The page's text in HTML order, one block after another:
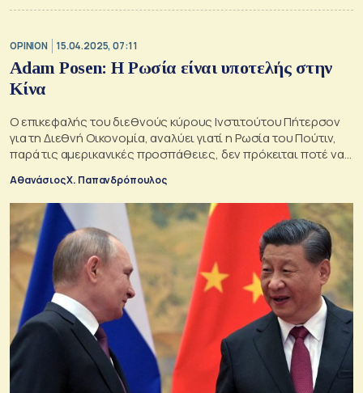
OPINION 15.04.2025, 07:11
Adam Posen: Η Ρωσία είναι υποτελής στην
Κίνα
Ο επικεφαλής του διεθνούς κύρους Ινστιτούτου Πήτερσον
για τη Διεθνή Οικονομία, αναλύει γιατί η Ρωσία του Πούτιν,
παρά τις αμερικανικές προσπάθειες, δεν πρόκειται ποτέ να
Αθανάσιος Χ. Παπανδρόπουλος